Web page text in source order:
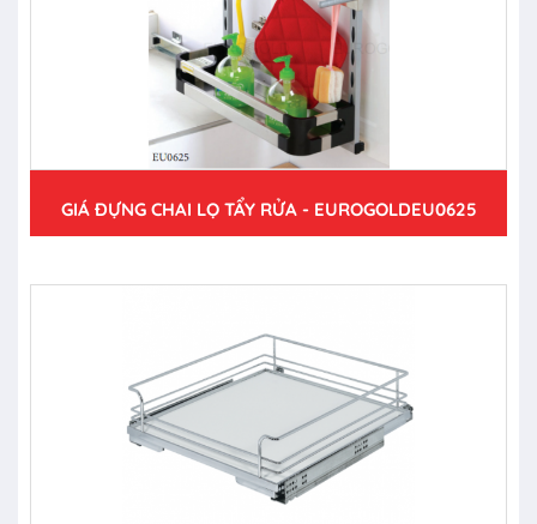
GIÁ ĐỰNG CHAI LỌ TẨY RỬA - EUROGOLDEU0625